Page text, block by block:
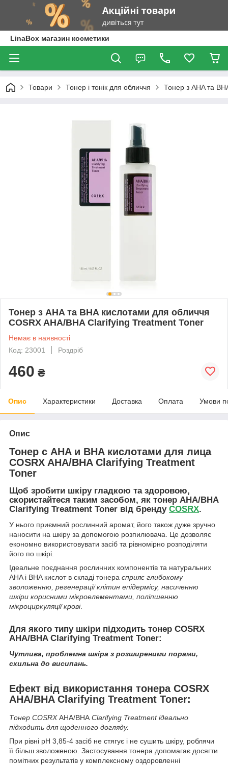
LinaBox магазин косметики
Товари Тонер і тонік для обличчя Тонер з AHA та
Тонер з AHA та BHA кислотами для обличчя
COSRX AHA/BHA Clarifying Treatment Toner
Немає в наявності
Код: 23001
Роздріб
460 ₴
Опис Характеристики Доставка Оплата Умови
Опис
Тонер с AHA и BHA кислотами для лица
COSRX AHA/BHA Clarifying Treatment
Toner
Щоб зробити шкіру гладкою та здоровою,
скористайтеся таким засобом, як тонер AHA/BHA
Clarifying Treatment Toner від бренду COSRX.
У нього приємний рослинний аромат, його також дуже зручно
наносити на шкіру за допомогою розпилювача. Це дозволяє
економно використовувати засіб та рівномірно розподіляти
його по шкірі.
Ідеальне поєднання рослинних компонентів та натуральних
AHA і BHA кислот в складі тонера сприяє глибокому
зволоженню, регенерації клітин епідермісу, насиченню
шкіри корисними мікроелементами, поліпшенню
мікроциркуляції крові.
Для якого типу шкіри підходить тонер COSRX
AHA/BHA Clarifying Treatment Toner:
Чутлива, проблемна шкіра з розширеними порами,
схильна до висипань.
Ефект від використання тонера COSRX
AHA/BHA Clarifying Treatment Toner:
Тонер COSRXAHA/BHA Clarifying Treatment ідеально
підходить для щоденного догляду.
При рівні pH 3,85-4 засіб не стягує і не сушить шкіру, роблячи
її більш зволоженою. Застосування тонера допомагає досягти
помітних результатів у комплексному оздоровленні